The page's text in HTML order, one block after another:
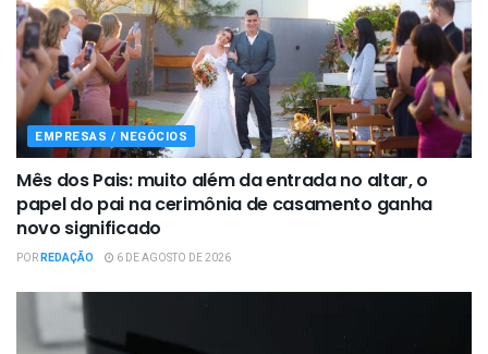
EMPRESAS / NEGÓCIOS
Mês dos Pais: muito além da entrada no altar, o
papel do pai na cerimônia de casamento ganha
novo significado
PORREDAÇÃO 6 DE AGOSTO DE 2026